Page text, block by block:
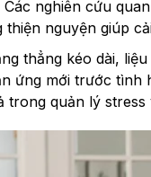
nghiên cứu
nguyện giúp
thẳng kéo dài,
ứng mới trước
trong quản lý stress